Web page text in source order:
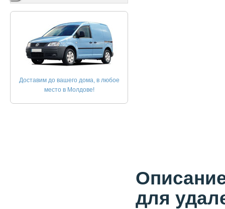
Доставим до вашего дома, в любое
место в Молдове!
для